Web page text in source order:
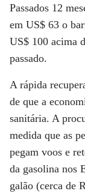
Passados 12
em US$ 63 o
US$ 100 acima
passado.
A rápida
de que a
sanitária. A
medida que as
pegam voos e
da gasolina nos
galão (cerca de